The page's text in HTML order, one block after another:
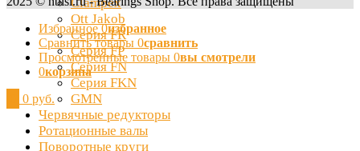
Ott Jakob
Серия FR
Серия FP
Серия FN
Серия FKN
GMN
Червячные редукторы
Ротационные валы
Поворотные круги
Избранное 0избранное
Сравнить товары 0сравнить
Просмотренные товары 0вы смотрели
0корзина
0 руб.